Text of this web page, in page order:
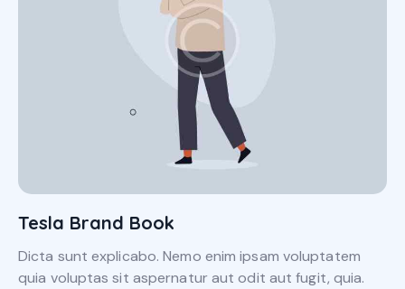
Tesla Brand Book
Dicta sunt explicabo. Nemo enim ipsam voluptatem
quia voluptas sit aspernatur aut odit aut fugit, quia.